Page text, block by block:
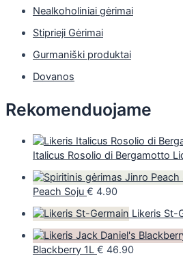
Nealkoholiniai gėrimai
Stiprieji Gėrimai
Gurmaniški produktai
Dovanos
Rekomenduojame
Italicus Rosolio di Bergamotto
Peach Soju € 4.90
Likeris St-
Blackberry 1L € 46.90